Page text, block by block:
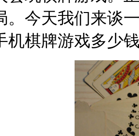
。今天我们来谈
机棋牌游戏多少